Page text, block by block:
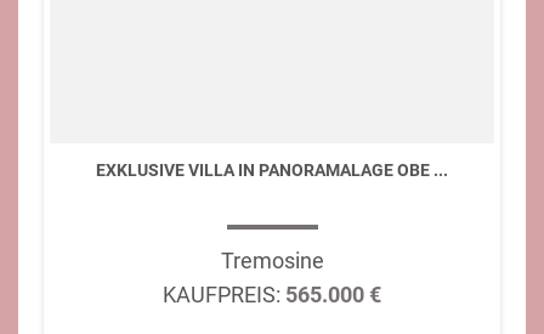
EXKLUSIVE VILLA IN PANORAMALAGE OBE ...
Tremosine
KAUFPREIS: 565.000 €